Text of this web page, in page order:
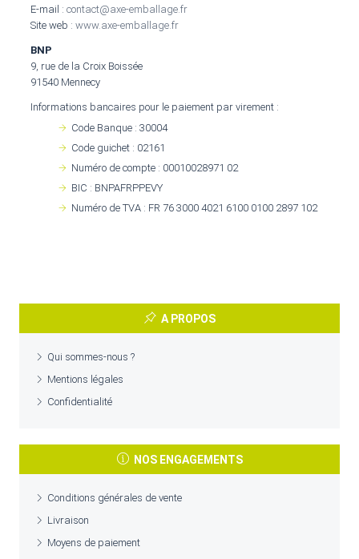
E-mail : contact@axe-emballage.fr
Site web : www.axe-emballage.fr
BNP
9, rue de la Croix Boissée
91540 Mennecy
Informations bancaires pour le paiement par virement :
Code Banque : 30004
Code guichet : 02161
Numéro de compte : 00010028971 02
BIC : BNPAFRPPEVY
Numéro de TVA : FR 76 3000 4021 6100 0100 2897 102
A PROPOS
Qui sommes-nous ?
Mentions légales
Confidentialité
NOS ENGAGEMENTS
Conditions générales de vente
Livraison
Moyens de paiement